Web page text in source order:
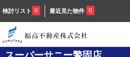
検討リスト 0 最近見た物件 0